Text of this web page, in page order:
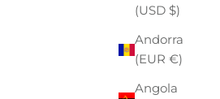
(USD $)
Andorra
(EUR €)
Angola